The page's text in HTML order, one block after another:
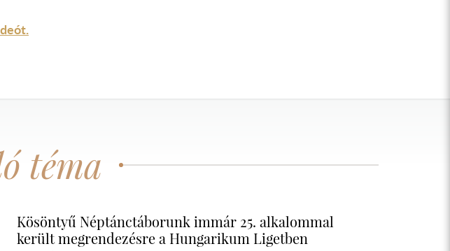
téma
Kösöntyű Néptánctáborunk immár 25. alkalommal
került megrendezésre a Hungarikum Ligetben